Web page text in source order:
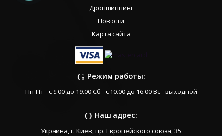
Дропшиппинг
Новости
Карта сайта
Режим работы:
Пн-Пт - с 9.00 до 19.00 Сб - с 10.00 до 16.00 Вс - выходной
Наш адрес:
Украина, г. Киев, пр. Европейского союза, 35